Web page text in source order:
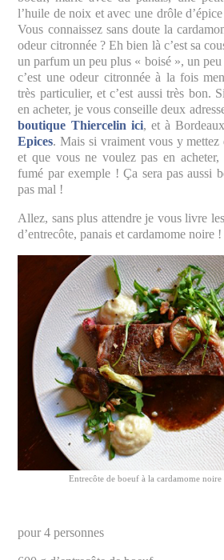
l’huile de noix et avec une drôle
Vous connaissez sans doute la
odeur citronnée ? Eh bien là c’est sa
un parfum un peu plus « boisé », un
c’est une odeur citronnée à la fois
très particulier, et c’est aussi très bon.
en acheter, je vous conseille deux
boutique Thiercelin ici, et à
Epices. Mais si vraiment vous y mettez
et que vous ne voulez pas en acheter,
fumé par exemple ! Ça sera pas aussi
pas mal !
Allez, sans plus attendre je vous livre
d’entrecôte, panais et cardamome noire !
Entrecôte de boeuf à la cardamome noire
pour 4 personnes